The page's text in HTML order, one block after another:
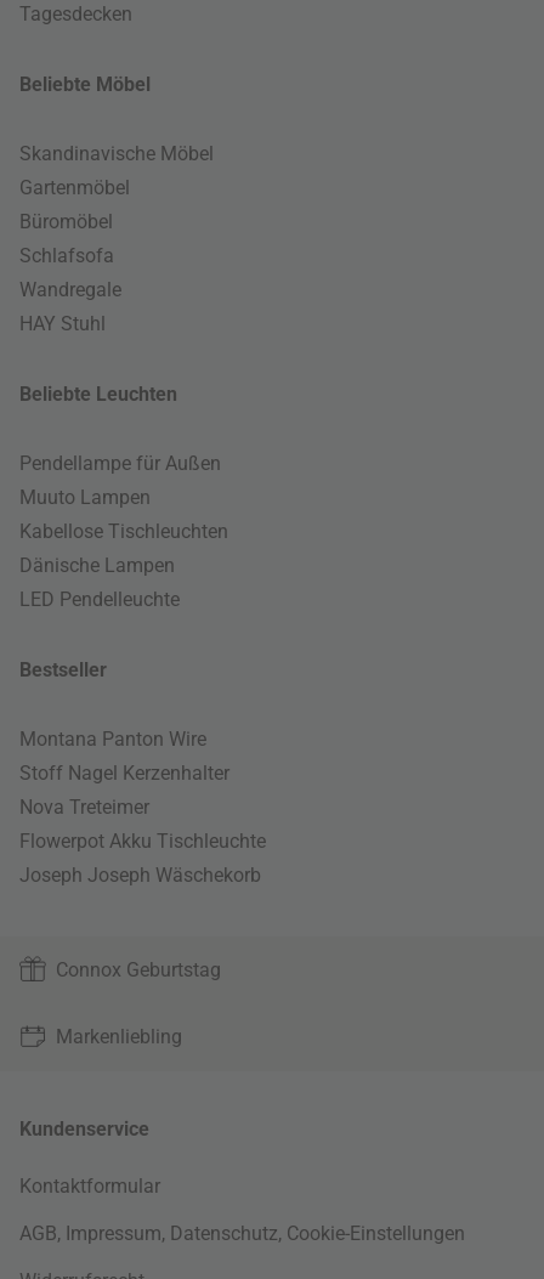
Tagesdecken
Beliebte Möbel
Skandinavische Möbel
Gartenmöbel
Büromöbel
Schlafsofa
Wandregale
HAY Stuhl
Beliebte Leuchten
Pendellampe für Außen
Muuto Lampen
Kabellose Tischleuchten
Dänische Lampen
LED Pendelleuchte
Bestseller
Montana Panton Wire
Stoff Nagel Kerzenhalter
Nova Treteimer
Flowerpot Akku Tischleuchte
Joseph Joseph Wäschekorb
Connox Geburtstag
Markenliebling
Kundenservice
Kontaktformular
AGB, Impressum, Datenschutz, Cookie-Einstellungen